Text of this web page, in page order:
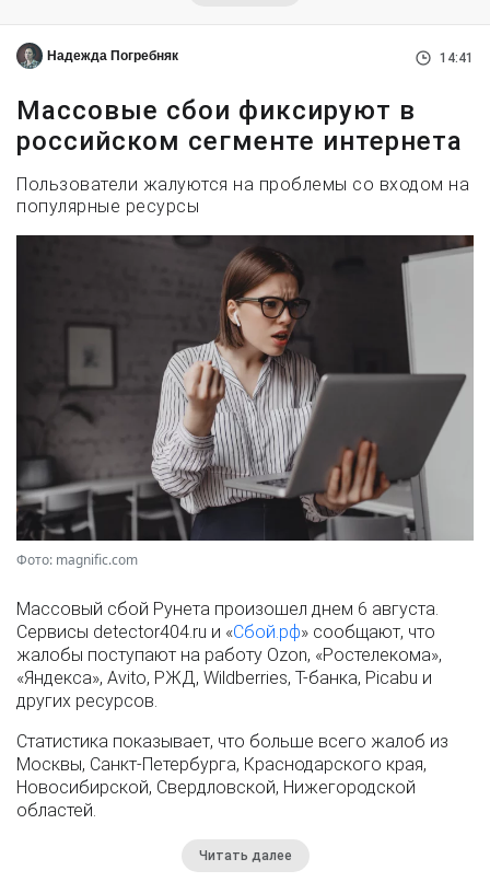
Надежда Погребняк 14:41
Массовые сбои фиксируют в
российском сегменте интернета
Пользователи жалуются на проблемы со входом на
популярные ресурсы
Фото: magnific.com
Массовый сбой Рунета произошел днем 6 августа.
Сервисы detector404.ru и «Сбой.рф» сообщают, что
жалобы поступают на работу Ozon, «Ростелекома»,
«Яндекса», Avito, РЖД, Wildberries, Т-банка, Picabu и
других ресурсов.
Статистика показывает, что больше всего жалоб из
Москвы, Санкт-Петербурга, Краснодарского края,
Новосибирской, Свердловской, Нижегородской
областей.
Читать далее